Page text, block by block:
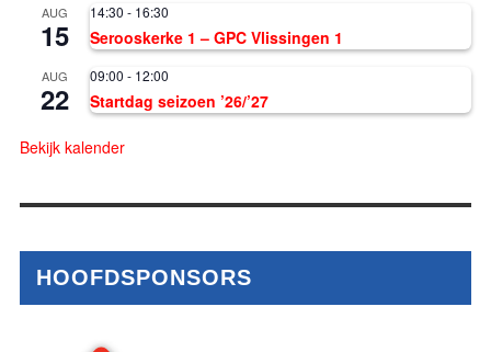
AUG
15
14:30 - 16:30
Serooskerke 1 – GPC Vlissingen 1
AUG
22
09:00 - 12:00
Startdag seizoen ’26/’27
Bekijk kalender
HOOFDSPONSORS